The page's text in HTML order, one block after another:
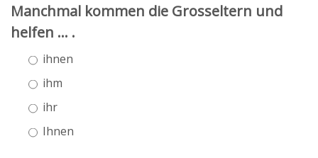
Manchmal kommen die Grosseltern und
helfen ... .
ihnen
ihm
ihr
Ihnen